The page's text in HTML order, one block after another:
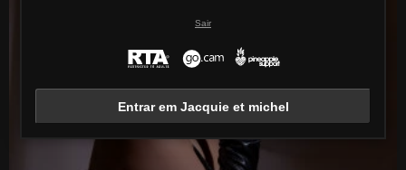
Sair
Entrar em Jacquie et michel